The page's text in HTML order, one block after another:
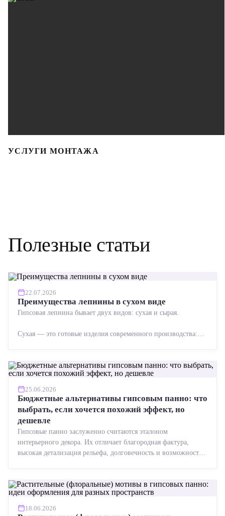
УСЛУГИ МОНТАЖА
Полезные статьи
22.07.2026
Преимущества лепнины в сухом виде
Гипсовая лепнина бывает двух видов: сухая и сырая.
Сухая — это готовые изделия современного производства:
25.06.2026
Бюджетные альтернативы гипсовым панно: что
выбрать, если хочется похожий эффект, но
дешевле
Гипсовые панно заслуженно считаются эталоном
интерьерного декора. Их отличает благородная фактура,
высокая детализация рельефа, долговечность и возможность
18.06.2026